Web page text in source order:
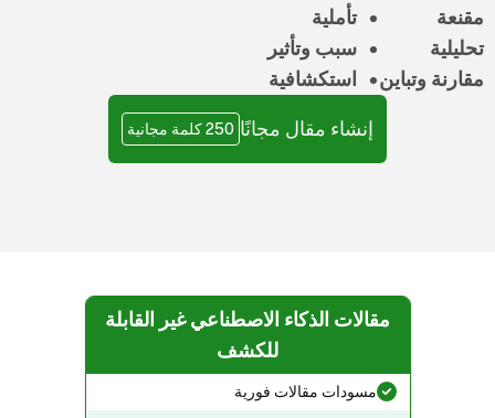
مقنعة
تحليلية
مقارنة وتباين
تأملية
سبب وتأثير
استكشافية
إنشاء مقال مجانًا 250 كلمة مجانية
مقالات الذكاء الاصطناعي غير القابلة
للكشف
مسودات مقالات فورية